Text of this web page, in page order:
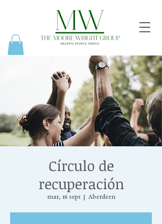
Círculo de
recuperación
mar, 16 sept
  |
Aberdeen